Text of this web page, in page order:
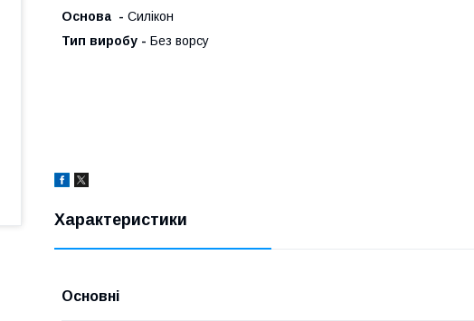
Основа - Силікон
Тип виробу - Без ворсу
Характеристики
Основні